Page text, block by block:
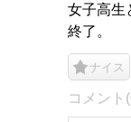
女子高生
終了。
ナイス
コメント